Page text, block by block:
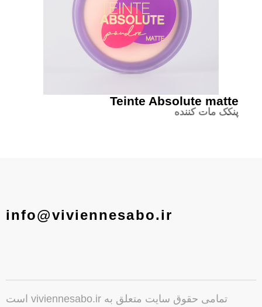
Teinte Absolute matte
پنکک مات کننده
info@viviennesabo.ir
تمامی حقوق سایت متعلق به viviennesabo.ir است